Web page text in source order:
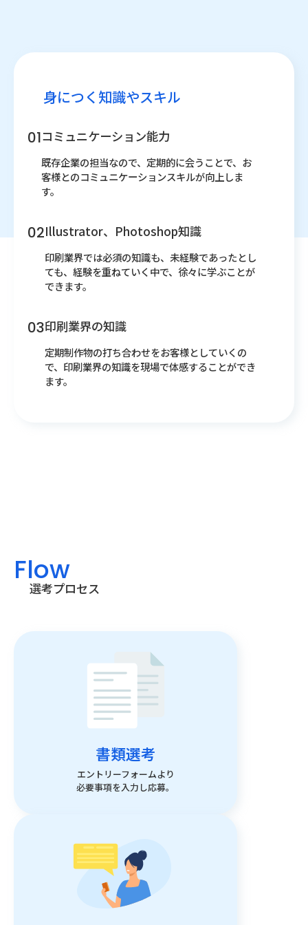
身につく知識やスキル
コミュニケーション能力
既存企業の担当なので、定期的に会うことで、お
客様とのコミュニケーションスキルが向上しま
す。
Illustrator、Photoshop知識
印刷業界では必須の知識も、未経験であったとし
ても、経験を重ねていく中で、徐々に学ぶことが
できます。
印刷業界の知識
定期制作物の打ち合わせをお客様としていくの
で、印刷業界の知識を現場で体感することができ
ます。
Flow
選考プロセス
書類選考
エントリーフォームより
必要事項を入力し応募。